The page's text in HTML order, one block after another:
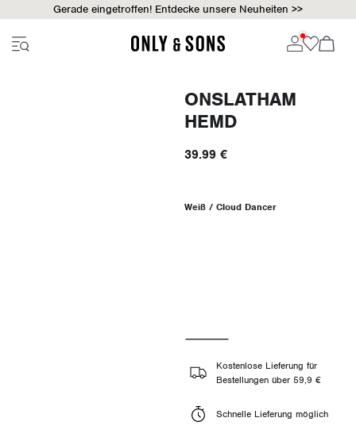
Gerade eingetroffen! Entdecke unsere Neuheiten >>
ONSLATHAM
HEMD
39.99 €
Weiß / Cloud Dancer
Kostenlose Lieferung für
Bestellungen über 59,9 €
Schnelle Lieferung möglich